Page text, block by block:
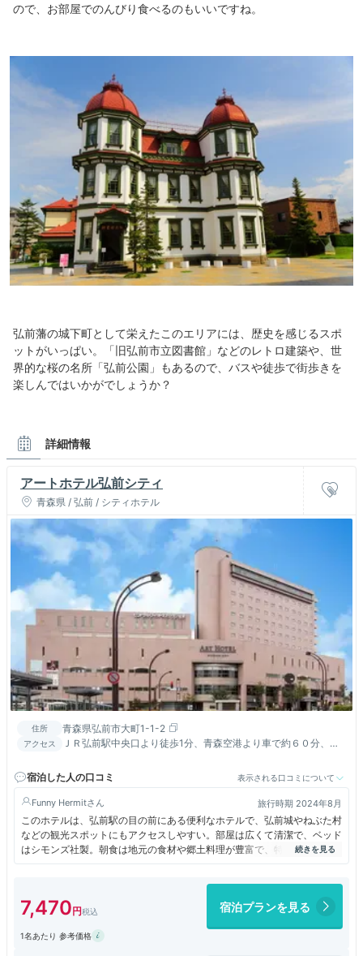
ので、お部屋でのんびり食べるのもいいですね。
弘前藩の城下町として栄えたこのエリアには、歴史を感じるスポ
ットがいっぱい。「旧弘前市立図書館」などのレトロ建築や、世
界的な桜の名所「弘前公園」もあるので、バスや徒歩で街歩きを
楽しんではいかがでしょうか？
詳細情報
アートホテル弘前シティ
青森県 / 弘前 / シティホテル
住所 青森県弘前市大町1-1-2
アクセス
ＪＲ弘前駅中央口より徒歩1分、青森空港より車で約６０分、東
宿泊した人の口コミ
表示される口コミについて
Funny Hermit 旅行時期 2024年8月
このホテルは、弘前駅の目の前にある便利なホテルで、弘前城やねぶた村
などの観光スポットにもアクセスしやすい。部屋は広くて清潔で、ベッド
はシモンズ社製。朝食は地元の食材や郷土料理が豊富で、特に地元津軽の
料理が各種揃っているので、地元の名物を食されたければあちこち探すよ
7,470 宿泊プランを見る
1名あたり 参考価格